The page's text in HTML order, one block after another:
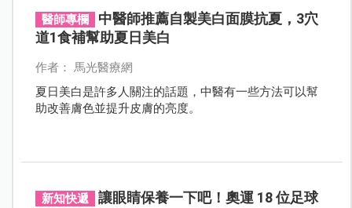
醫師專欄
中醫師推薦自製美白面膜抗夏，3穴
道1食補幫助夏日美白
作者： 馬光醫療網
夏日美白是許多人關注的話題，中醫有一些方法可以幫
助改善膚色並提升皮膚的亮度。
新知快遞
讓眼睛保養一下吧！奧運 18 位足球